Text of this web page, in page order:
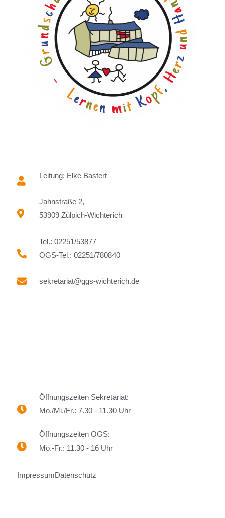
Leitung: Elke Bastert
Jahnstraße 2,
53909 Zülpich-Wichterich
Tel.: 02251/53877
OGS-Tel.: 02251/780840
sekretariat@ggs-wichterich.de
Öffnungszeiten Sekretariat:
Mo./Mi./Fr.: 7.30 - 11.30 Uhr
Öffnungszeiten OGS:
Mo.-Fr.: 11.30 - 16 Uhr
ImpressumDatenschutz